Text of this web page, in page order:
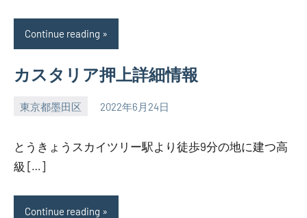
Continue reading
カスタリア押上詳細情報
東京都墨田区 2022年6月24日
SEZIMO
とうきょうスカイツリー駅より徒歩9分の地に建つ高
級 […]
Continue reading